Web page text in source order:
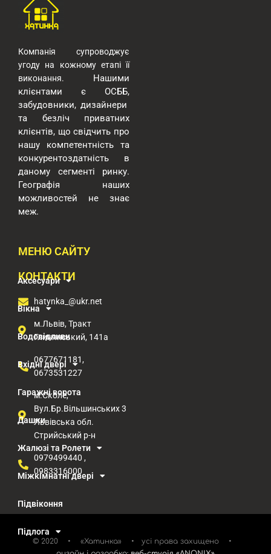
Компанія супроводжує
угоду на кожному етапі її
виконання. Нашими
клієнтами є ОСББ,
забудовники, дизайнери
та безліч приватних
клієнтів, що свідчить про
нашу компетентність та
конкурентоздатність в
даному сегменті ринку.
Географія наших
можливостей не знає
меж.
МЕНЮ САЙТУ
Аксесуари
Вікна
Водовідливи
Вхідні двері
Гаражні ворота
Дашки
Жалюзі та Ролети
Міжкімнатні двері
Підвіконня
Підлога
КОНТАКТИ
hatynka_@ukr.net
м.Львів, Тракт
Глинянський, 141а
0677671181,
0673531227
м.Сколе,
Вул.Бр.Вільшинських 3
Львівська обл.
Стрийський р-н​
0979499440 ,
0983316000
© 2020 • «Хатинка» • усі права захищено •